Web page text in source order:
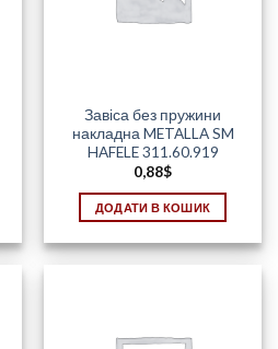
Завіса без пружини
накладна METALLA SM
HAFELE 311.60.919
0,88$
ДОДАТИ В КОШИК